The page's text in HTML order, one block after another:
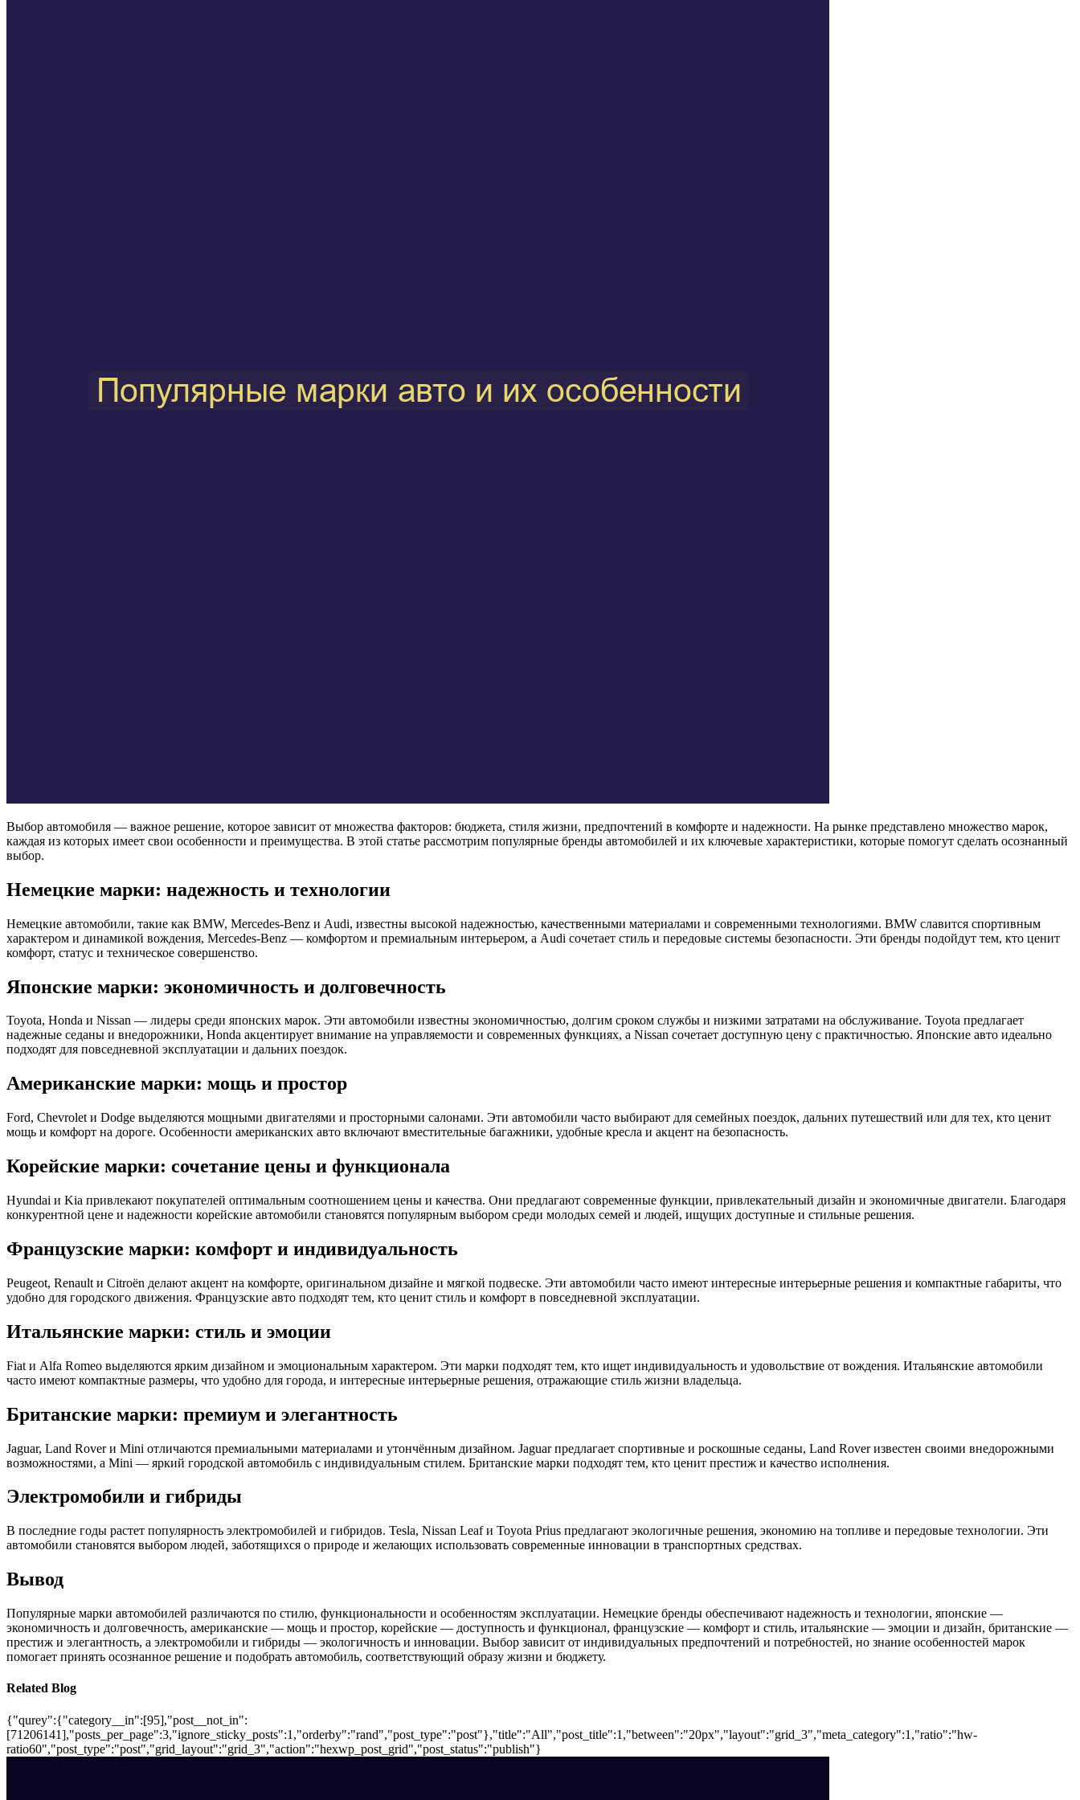
Выбор автомобиля — важное решение, которое зависит от множества факторов: бюджета, стиля жизни, предпочтений в комфорте и надежности. На рынке представлено множество марок,
каждая из которых имеет свои особенности и преимущества. В этой статье рассмотрим популярные бренды автомобилей и их ключевые характеристики, которые помогут сделать осознанный
выбор.
Немецкие марки: надежность и технологии
Немецкие автомобили, такие как BMW, Mercedes-Benz и Audi, известны высокой надежностью, качественными материалами и современными технологиями. BMW славится спортивным
характером и динамикой вождения, Mercedes-Benz — комфортом и премиальным интерьером, а Audi сочетает стиль и передовые системы безопасности. Эти бренды подойдут тем, кто ценит
комфорт, статус и техническое совершенство.
Японские марки: экономичность и долговечность
Toyota, Honda и Nissan — лидеры среди японских марок. Эти автомобили известны экономичностью, долгим сроком службы и низкими затратами на обслуживание. Toyota предлагает
надежные седаны и внедорожники, Honda акцентирует внимание на управляемости и современных функциях, а Nissan сочетает доступную цену с практичностью. Японские авто идеально
подходят для повседневной эксплуатации и дальних поездок.
Американские марки: мощь и простор
Ford, Chevrolet и Dodge выделяются мощными двигателями и просторными салонами. Эти автомобили часто выбирают для семейных поездок, дальних путешествий или для тех, кто ценит
мощь и комфорт на дороге. Особенности американских авто включают вместительные багажники, удобные кресла и акцент на безопасность.
Корейские марки: сочетание цены и функционала
Hyundai и Kia привлекают покупателей оптимальным соотношением цены и качества. Они предлагают современные функции, привлекательный дизайн и экономичные двигатели. Благодаря
конкурентной цене и надежности корейские автомобили становятся популярным выбором среди молодых семей и людей, ищущих доступные и стильные решения.
Французские марки: комфорт и индивидуальность
Peugeot, Renault и Citroën делают акцент на комфорте, оригинальном дизайне и мягкой подвеске. Эти автомобили часто имеют интересные интерьерные решения и компактные габариты, что
удобно для городского движения. Французские авто подходят тем, кто ценит стиль и комфорт в повседневной эксплуатации.
Итальянские марки: стиль и эмоции
Fiat и Alfa Romeo выделяются ярким дизайном и эмоциональным характером. Эти марки подходят тем, кто ищет индивидуальность и удовольствие от вождения. Итальянские автомобили
часто имеют компактные размеры, что удобно для города, и интересные интерьерные решения, отражающие стиль жизни владельца.
Британские марки: премиум и элегантность
Jaguar, Land Rover и Mini отличаются премиальными материалами и утончённым дизайном. Jaguar предлагает спортивные и роскошные седаны, Land Rover известен своими внедорожными
возможностями, а Mini — яркий городской автомобиль с индивидуальным стилем. Британские марки подходят тем, кто ценит престиж и качество исполнения.
Электромобили и гибриды
В последние годы растет популярность электромобилей и гибридов. Tesla, Nissan Leaf и Toyota Prius предлагают экологичные решения, экономию на топливе и передовые технологии. Эти
автомобили становятся выбором людей, заботящихся о природе и желающих использовать современные инновации в транспортных средствах.
Вывод
Популярные марки автомобилей различаются по стилю, функциональности и особенностям эксплуатации. Немецкие бренды обеспечивают надежность и технологии, японские —
экономичность и долговечность, американские — мощь и простор, корейские — доступность и функционал, французские — комфорт и стиль, итальянские — эмоции и дизайн, британские —
престиж и элегантность, а электромобили и гибриды — экологичность и инновации. Выбор зависит от индивидуальных предпочтений и потребностей, но знание особенностей марок
помогает принять осознанное решение и подобрать автомобиль, соответствующий образу жизни и бюджету.
Related Blog
{"qurey":{"category__in":[95],"post__not_in":
[71206141],"posts_per_page":3,"ignore_sticky_posts":1,"orderby":"rand","post_type":"post"},"title":"All","post_title":1,"between":"20px","layout":"grid_3","meta_category":1,"ratio":"hw-
ratio60","post_type":"post","grid_layout":"grid_3","action":"hexwp_post_grid","post_status":"publish"}